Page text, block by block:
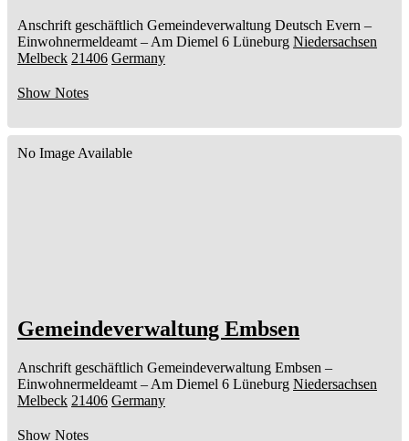
Anschrift geschäftlich Gemeindeverwaltung Deutsch Evern –
Einwohnermeldeamt – Am Diemel 6 Lüneburg Niedersachsen
Melbeck 21406 Germany
Show Notes
No Image Available
Gemeindeverwaltung Embsen
Anschrift geschäftlich Gemeindeverwaltung Embsen –
Einwohnermeldeamt – Am Diemel 6 Lüneburg Niedersachsen
Melbeck 21406 Germany
Show Notes